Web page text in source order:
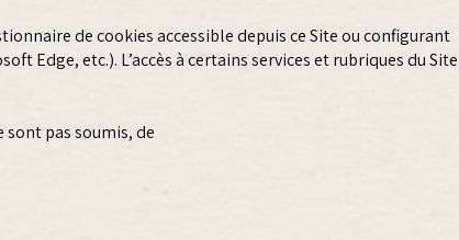
de cookies accessible depuis ce Site ou configurant
Edge, etc.). L’accès à certains services et rubriques du Site
sont pas soumis, de